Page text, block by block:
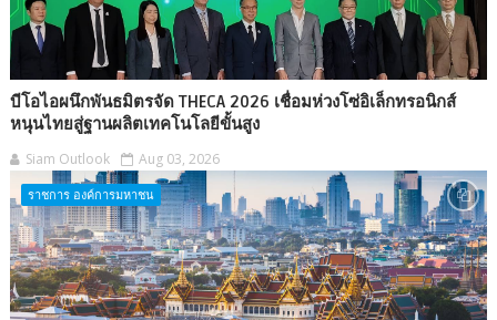
บีโอไอผนึกพันธมิตรจัด THECA 2026 เชื่อมห่วงโซ่อิเล็กทรอนิกส์
หนุนไทยสู่ฐานผลิตเทคโนโลยีขั้นสูง
Siam Outlook Aug 03, 2026
ราชการ องค์การมหาชน